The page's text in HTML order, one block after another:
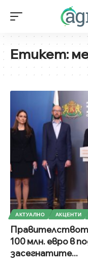
Етикет:
АКТУАЛНО АКЦЕНТИ
100 млн. евро в
засегнатите...